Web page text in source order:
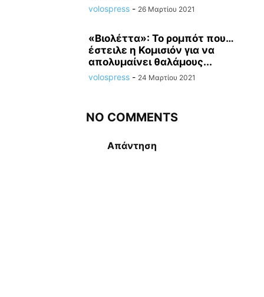
volospress - 26 Μαρτίου 2021
«Βιολέττα»: Το ρομπότ που…
έστειλε η Κομισιόν για να
απολυμαίνει θαλάμους...
volospress - 24 Μαρτίου 2021
NO COMMENTS
Απάντηση